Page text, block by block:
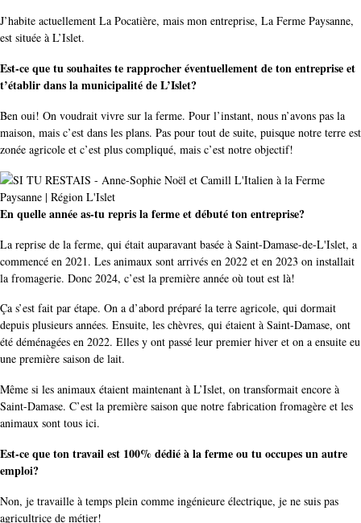
J’habite actuellement La Pocatière, mais mon entreprise, La Ferme Paysanne,
est située à L’Islet.
Est-ce que tu souhaites te rapprocher éventuellement de ton entreprise et
t’établir dans la municipalité de L’Islet?
Ben oui! On voudrait vivre sur la ferme. Pour l’instant, nous n’avons pas la
maison, mais c’est dans les plans. Pas pour tout de suite, puisque notre terre est
zonée agricole et c’est plus compliqué, mais c’est notre objectif!
En quelle année as-tu repris la ferme et débuté ton entreprise?
La reprise de la ferme, qui était auparavant basée à Saint-Damase-de-L'Islet, a
commencé en 2021. Les animaux sont arrivés en 2022 et en 2023 on installait
la fromagerie. Donc 2024, c’est la première année où tout est là!
Ça s’est fait par étape. On a d’abord préparé la terre agricole, qui dormait
depuis plusieurs années. Ensuite, les chèvres, qui étaient à Saint-Damase, ont
été déménagées en 2022. Elles y ont passé leur premier hiver et on a ensuite eu
une première saison de lait.
Même si les animaux étaient maintenant à L’Islet, on transformait encore à
Saint-Damase. C’est la première saison que notre fabrication fromagère et les
animaux sont tous ici.
Est-ce que ton travail est 100% dédié à la ferme ou tu occupes un autre
emploi?
Non, je travaille à temps plein comme ingénieure électrique, je ne suis pas
agricultrice de métier!